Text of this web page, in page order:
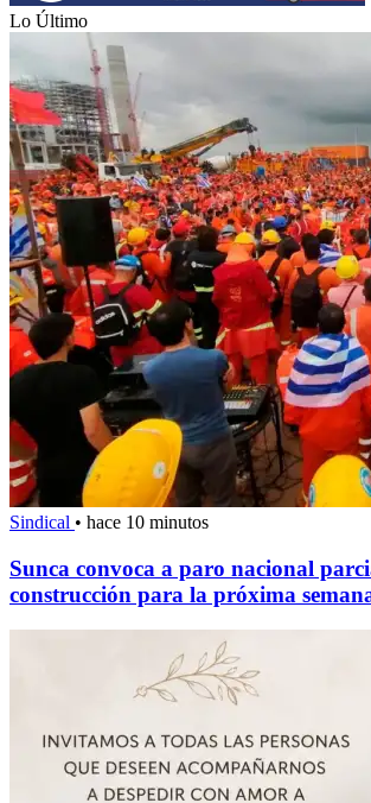
Lo Último
Sindical • hace 10 minutos
Sunca convoca a paro nacional
construcción para la próxima